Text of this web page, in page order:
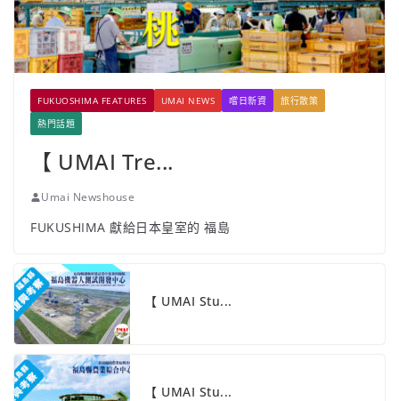
FUKUOSHIMA FEATURES UMAI NEWS 嚐日新資
旅行散策
熱門話題
【 UMAI Tre...
Umai Newshouse
FUKUSHIMA 獻給日本皇室的 福島
【 UMAI Stu...
【 UMAI Stu...